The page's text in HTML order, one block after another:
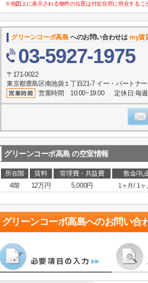
※地図上に表示される物件の位置は付近住所に所在するこ
グリーンコーポ高島へのお問い合わせはmy賃
03-5927-1975
〒171-0022
東京都豊島区南池袋１丁目21-7 イー・パートナ
営業時間 10:00~19:00 定休日:毎週
グリーンコーポ高島 の空室情報
所在階 賃料 管理費・共益費 敷金/礼
4階
12万円 5,000円 1ヶ月/ 1ヶ
グリーンコーポ高島へのお問い合